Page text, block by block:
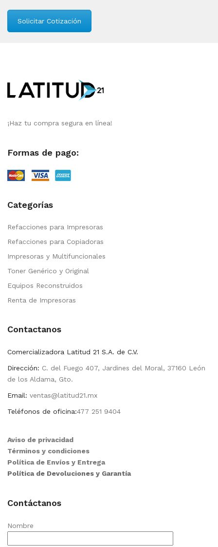
Solicitar Cotización
¡Haz tu compra segura en línea!
Formas de pago:
Categorías
Refacciones para Impresoras
Refacciones para Copiadoras
Impresoras y Multifuncionales
Toner Genérico y Original
Equipos Reconstruidos
Renta de Impresoras
Contactanos
Comercializadora Latitud 21 S.A. de C.V.
Dirección: C. del Fuego 407, Jardines del Moral, 37160 León
de los Aldama, Gto.
Email: ventas@latitud21.mx
Teléfonos de oficina:477 251 9404
Aviso de privacidad
Términos y condiciones
Política de Envíos y Entrega
Política de Devoluciones y Garantía
Contáctanos
Nombre